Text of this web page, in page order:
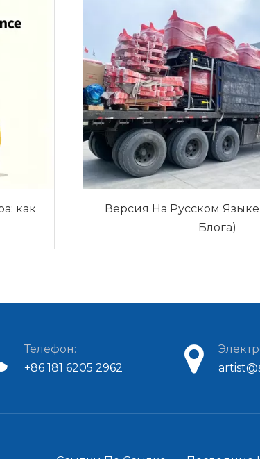
как
Версия На Русском Языке
Блога)
Телефон:
+86 181 6205 2962